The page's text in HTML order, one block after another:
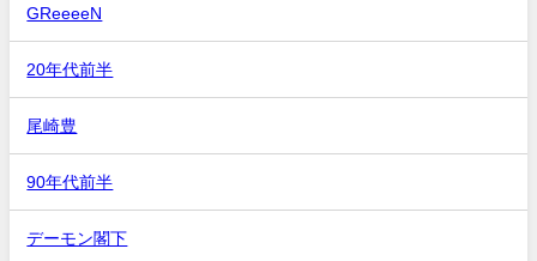
GReeeeN
20年代前半
尾崎豊
90年代前半
デーモン閣下